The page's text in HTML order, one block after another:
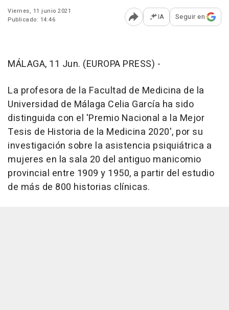
Viernes, 11 junio 2021
Publicado: 14:46
Abrir opciones para
IA Seguir en
MÁLAGA, 11 Jun. (EUROPA PRESS) -
La profesora de la Facultad de Medicina de la
Universidad de Málaga Celia García ha sido
distinguida con el 'Premio Nacional a la Mejor
Tesis de Historia de la Medicina 2020', por su
investigación sobre la asistencia psiquiátrica a
mujeres en la sala 20 del antiguo manicomio
provincial entre 1909 y 1950, a partir del estudio
de más de 800 historias clínicas.